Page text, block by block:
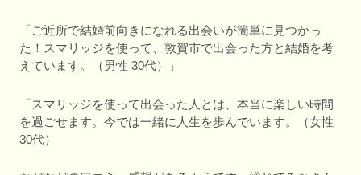
「ご近所で結婚前向きになれる出会いが簡単に見つかっ
た！スマリッジを使って、敦賀市で出会った方と結婚を考
えています。（男性 30代）」
「スマリッジを使って出会った人とは、本当に楽しい時間
を過ごせます。今では一緒に人生を歩んでいます。（女性
30代）